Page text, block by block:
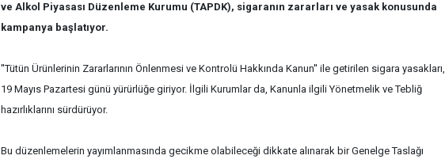
ve Alkol Piyasası Düzenleme Kurumu (TAPDK), sigaranın zararları ve yasak konusunda
kampanya başlatıyor.
''Tütün Ürünlerinin Zararlarının Önlenmesi ve Kontrolü Hakkında Kanun'' ile getirilen sigara yasakları,
19 Mayıs Pazartesi günü yürürlüğe giriyor. İlgili Kurumlar da, Kanunla ilgili Yönetmelik ve Tebliğ
hazırlıklarını sürdürüyor.
Bu düzenlemelerin yayımlanmasında gecikme olabileceği dikkate alınarak bir Genelge Taslağı